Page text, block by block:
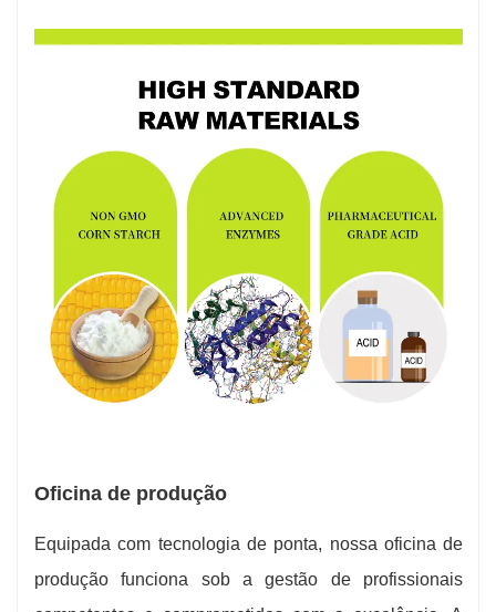
Oficina de produção
Equipada com tecnologia de ponta, nossa oficina de
produção funciona sob a gestão de profissionais